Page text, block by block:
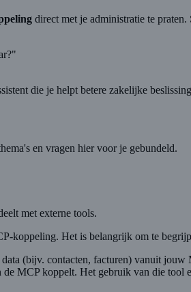
direct met je administratie te
die je helpt betere zakelijke
en vragen hier voor je gebundeld.
met externe tools.
koppeling. Het is belangrijk om te
(bijv. contacten, facturen) vanuit
MCP koppelt. Het gebruik van die tool